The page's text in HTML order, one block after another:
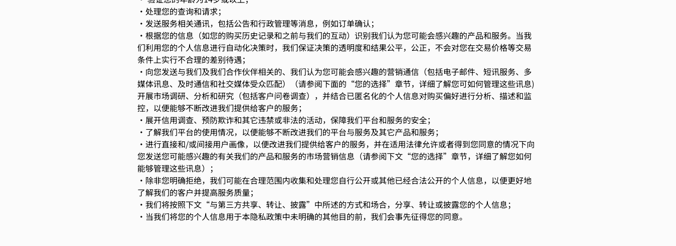
•处理您的查询和请求；
•发送服务相关通讯，包括公告和行政管理等消息，例如订单确认；
•根据您的信息（如您的购买历史记录和之前与我们的互动）识别我们认为您可能会感兴趣的产品和服务。当我
们利用您的个人信息进行自动化决策时，我们保证决策的透明度和结果公平，公正，不会对您在交易价格等交易
条件上实行不合理的差别待遇；
•向您发送与我们及我们合作伙伴相关的、我们认为您可能会感兴趣的营销通信（包括电子邮件、短讯服务、多
媒体讯息、及时通信和社交媒体受众匹配）（请参阅下面的“您的选择”章节，详细了解您可如何管理这些讯息)
开展市场调研、分析和研究（包括客户问卷调查），并结合已匿名化的个人信息对购买偏好进行分析、描述和监
控，以便能够不断改进我们提供给客户的服务；
•展开信用调查、预防欺诈和其它违禁或非法的活动，保障我们平台和服务的安全；
•了解我们平台的使用情况，以便能够不断改进我们的平台与服务及其它产品和服务；
•进行直接和/或间接用户画像，以便改进我们提供给客户的服务，并在适用法律允许或者得到您同意的情况下向
您发送您可能感兴趣的有关我们的产品和服务的市场营销信息（请参阅下文“您的选择”章节，详细了解您如何
能够管理这些讯息）；
•除非您明确拒绝，我们可能在合理范围内收集和处理您自行公开或其他已经合法公开的个人信息，以便更好地
了解我们的客户并提高服务质量；
•我们将按照下文“与第三方共享、转让、披露”中所述的方式和场合，分享、转让或披露您的个人信息；
•当我们将您的个人信息用于本隐私政策中未明确的其他目的前，我们会事先征得您的同意。
Adobe Analytics及Content Square (勞力士)
隐私政策：https://www.rolex.com/legal-notices/cookies.html
目的（同意）
合法权益目的
Adobe Analytics 隐私政策：https://www.adobe.com/privacy/policy.html
Content Square 隐私政策：
数据分析
市场推广